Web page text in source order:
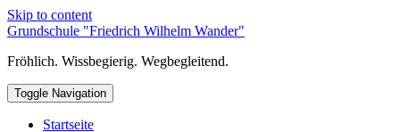
Skip to content
Grundschule "Friedrich Wilhelm Wander"
Fröhlich. Wissbegierig. Wegbegleitend.
Toggle Navigation
Startseite